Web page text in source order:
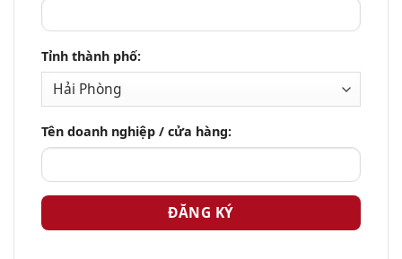
Tỉnh thành phố:
Tên doanh nghiệp / cửa hàng: